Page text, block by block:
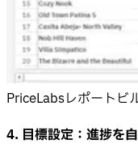
PriceLabsレポートビ
4. 目標設定：進捗を